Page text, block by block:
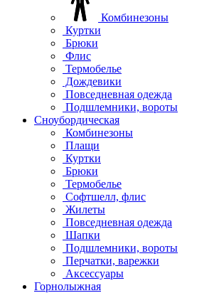
Комбинезоны
Куртки
Брюки
Флис
Термобелье
Дождевики
Повседневная одежда
Подшлемники, вороты
Сноубордическая
Комбинезоны
Плащи
Куртки
Брюки
Термобелье
Софтшелл, флис
Жилеты
Повседневная одежда
Шапки
Подшлемники, вороты
Перчатки, варежки
Аксессуары
Горнолыжная